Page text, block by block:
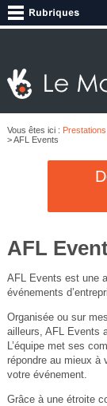
Vous êtes ici :
> AFL Events
AFL
AFL Events est une
événements
Organisée ou sur
ailleurs, AFL Events
L’équipe met ses
répondre au mieux à
votre événement.
Grâce à une étroite